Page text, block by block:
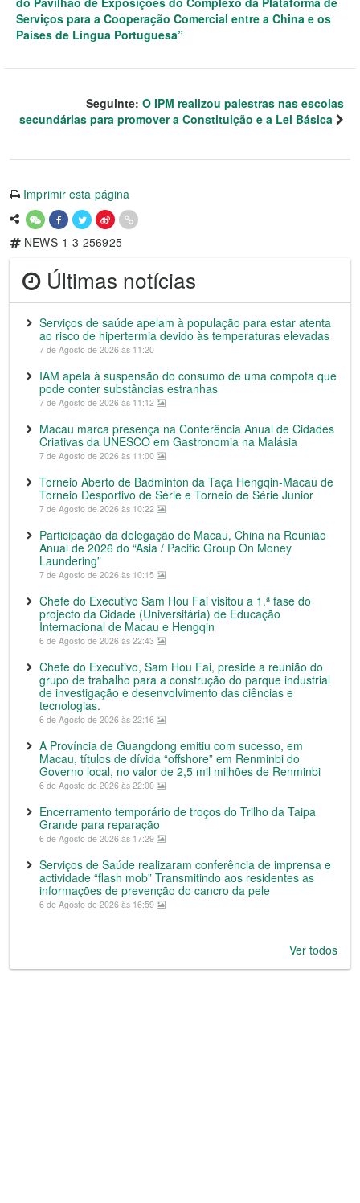
Serviços para a Cooperação Comercial entre a China e os
Países de Língua Portuguesa”
Seguinte: O IPM realizou palestras nas escolas
secundárias para promover a Constituição e a Lei Básica
Imprimir esta página
NEWS-1-3-256925
Últimas notícias
Serviços de saúde apelam à população para estar atenta
ao risco de hipertermia devido às temperaturas elevadas
7 de Agosto de 2026 às 11:20
IAM apela à suspensão do consumo de uma compota que
pode conter substâncias estranhas
7 de Agosto de 2026 às 11:12
Macau marca presença na Conferência Anual de Cidades
Criativas da UNESCO em Gastronomia na Malásia
7 de Agosto de 2026 às 11:00
Torneio Aberto de Badminton da Taça Hengqin-Macau de
Torneio Desportivo de Série e Torneio de Série Junior
7 de Agosto de 2026 às 10:22
Participação da delegação de Macau, China na Reunião
Anual de 2026 do “Asia / Pacific Group On Money
Laundering”
7 de Agosto de 2026 às 10:15
Chefe do Executivo Sam Hou Fai visitou a 1.ª fase do
projecto da Cidade (Universitária) de Educação
Internacional de Macau e Hengqin
6 de Agosto de 2026 às 22:43
Chefe do Executivo, Sam Hou Fai, preside a reunião do
grupo de trabalho para a construção do parque industrial
de investigação e desenvolvimento das ciências e
tecnologias.
6 de Agosto de 2026 às 22:16
A Província de Guangdong emitiu com sucesso, em
Macau, títulos de dívida “offshore” em Renminbi do
Governo local, no valor de 2,5 mil milhões de Renminbi
6 de Agosto de 2026 às 22:00
Encerramento temporário de troços do Trilho da Taipa
Grande para reparação
6 de Agosto de 2026 às 17:29
Serviços de Saúde realizaram conferência de imprensa e
actividade “flash mob” Transmitindo aos residentes as
informações de prevenção do cancro da pele
6 de Agosto de 2026 às 16:59
Ver todos